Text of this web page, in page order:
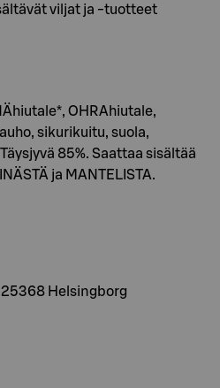
viljat ja -tuotteet
OHRAhiutale,
sikurikuitu, suola,
85%. Saattaa sisältää
ja MANTELISTA.
Helsingborg